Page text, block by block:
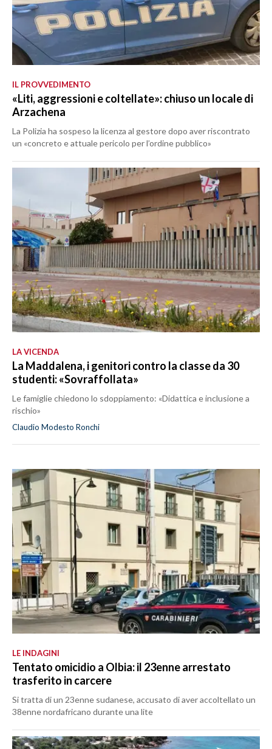
IL PROVVEDIMENTO
«Liti, aggressioni e coltellate»: chiuso un locale di
Arzachena
La Polizia ha sospeso la licenza al gestore dopo aver riscontrato
un «concreto e attuale pericolo per l’ordine pubblico»
LA VICENDA
La Maddalena, i genitori contro la classe da 30
studenti: «Sovraffollata»
Le famiglie chiedono lo sdoppiamento: «Didattica e inclusione a
rischio»
Claudio Modesto Ronchi
LE INDAGINI
Tentato omicidio a Olbia: il 23enne arrestato
trasferito in carcere
Si tratta di un 23enne sudanese, accusato di aver accoltellato un
38enne nordafricano durante una lite